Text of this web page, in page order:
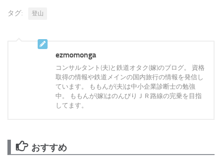
タグ: 登山
ezmomonga
コンサルタント(夫)と鉄道オタク(嫁)のブログ。 資格
取得の情報や鉄道メインの国内旅行の情報を発信し
ています。 ももんが(夫)は中小企業診断士の勉強
中。 ももんが(嫁)はのんびりＪＲ路線の完乗を目指
してます。
おすすめ